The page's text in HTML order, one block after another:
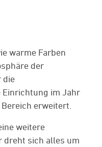
warme Farben
der
die
Einrichtung im Jahr
erweitert.
weitere
dreht sich alles um